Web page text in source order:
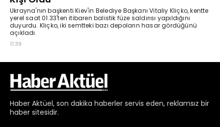
Haber Aktüel, son dakika haberler servis eden, reklamsız bir
haber sitesidir.